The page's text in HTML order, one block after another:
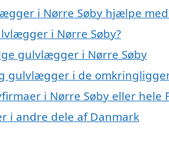
i Nørre Søby hjælpe
i Nørre Søby?
gulvlægger i Nørre Søby
gulvlægger i de
i Nørre Søby eller hele
i andre dele af Danmark